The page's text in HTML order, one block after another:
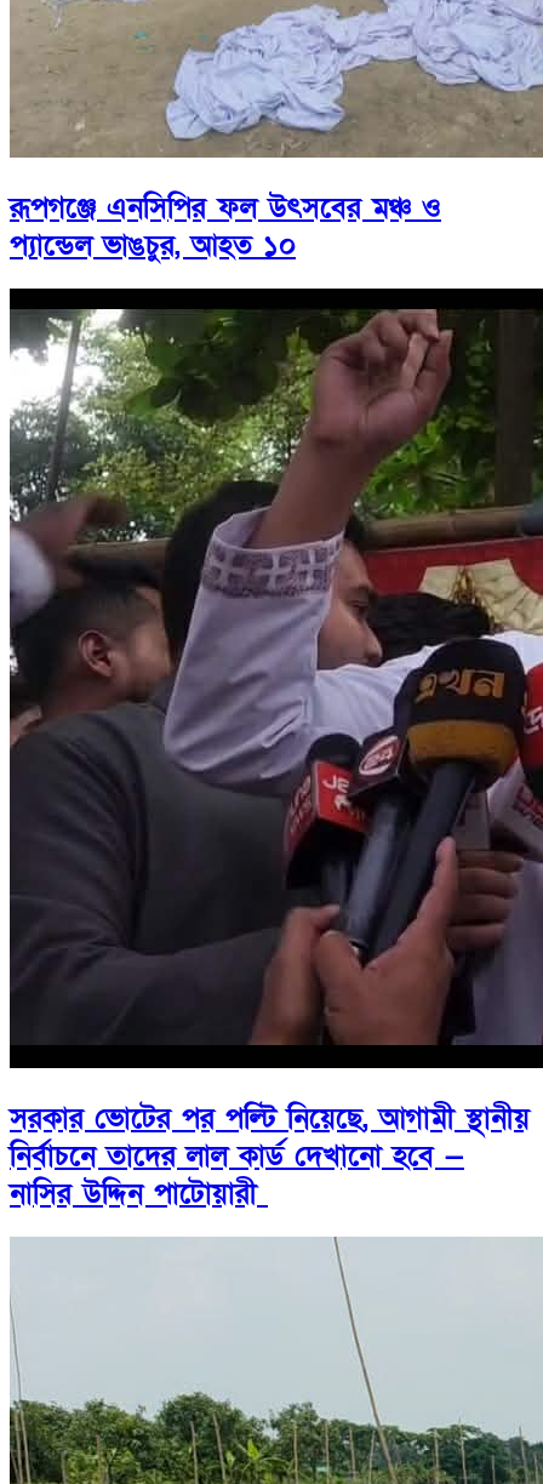
রূপগঞ্জে এনসিপির ফল উৎসবের মঞ্চ ও
প্যান্ডেল ভাঙচুর, আহত ১০
সরকার ভোটের পর পল্টি নিয়েছে, আগামী স্থানীয়
নির্বাচনে তাদের লাল কার্ড দেখানো হবে —
নাসির উদ্দিন পাটোয়ারী